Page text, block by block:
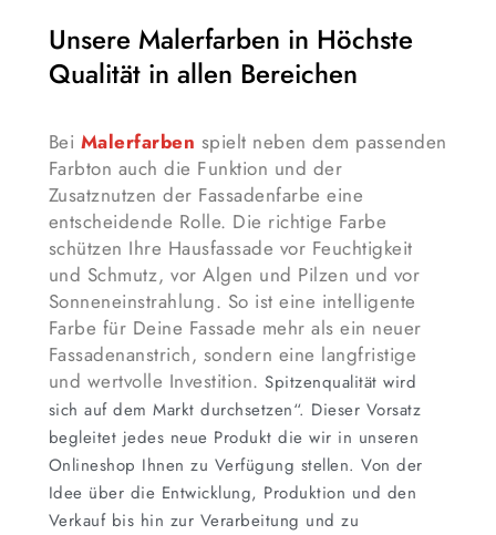
Unsere Malerfarben in Höchste
Qualität in allen Bereichen
Bei Malerfarben spielt neben dem passenden
Farbton auch die Funktion und der
Zusatznutzen der Fassadenfarbe eine
entscheidende Rolle. Die richtige Farbe
schützen Ihre Hausfassade vor Feuchtigkeit
und Schmutz, vor Algen und Pilzen und vor
Sonneneinstrahlung. So ist eine intelligente
Farbe für Deine Fassade mehr als ein neuer
Fassadenanstrich, sondern eine langfristige
und wertvolle Investition.Spitzenqualität wird
sich auf dem Markt durchsetzen“. Dieser Vorsatz
begleitet jedes neue Produkt die wir in unseren
Onlineshop Ihnen zu Verfügung stellen. Von der
Idee über die Entwicklung, Produktion und den
Verkauf bis hin zur Verarbeitung und zu